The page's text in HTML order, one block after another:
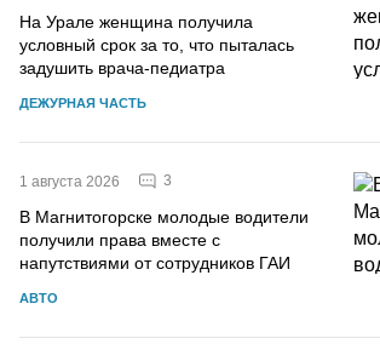
На Урале женщина получила
условный срок за то, что пыталась
задушить врача-педиатра
ДЕЖУРНАЯ ЧАСТЬ
1 августа 2026 3
В Магнитогорске молодые водители
получили права вместе с
напутствиями от сотрудников ГАИ
АВТО